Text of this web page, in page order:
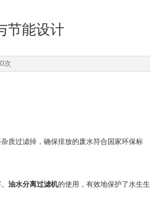
节能设计
次
质过滤掉，确保排放的废水符合国家环保标
油水分离过滤机的使用，有效地保护了水生生